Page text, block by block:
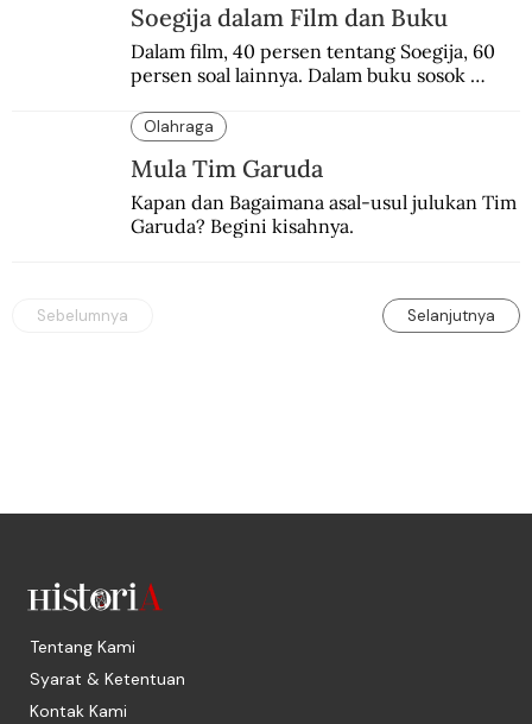
Soegija dalam Film dan Buku
Dalam film, 40 persen tentang Soegija, 60
persen soal lainnya. Dalam buku sosok
Olahraga
Mula Tim Garuda
Kapan dan Bagaimana asal-usul julukan Tim
Garuda? Begini kisahnya.
Sebelumnya Selanjutnya
Tentang Kami
Syarat & Ketentuan
Kontak Kami